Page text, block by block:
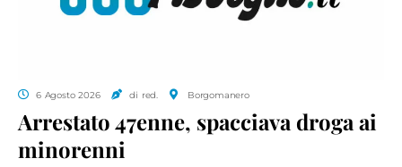
6 Agosto 2026 di red. Borgomanero
Arrestato 47enne, spacciava droga ai
minorenni